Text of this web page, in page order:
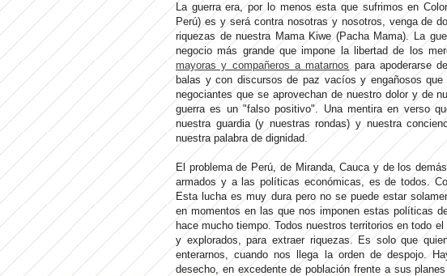
La guerra era, por lo menos esta que sufrimos en
Perú) es y será contra nosotras y nosotros, venga de
riquezas de nuestra Mama Kiwe (Pacha Mama). La
negocio más grande que impone la libertad de los
mayoras y compañeros a matarnos para apoderarse
balas y con discursos de paz vacíos y engañosos
negociantes que se aprovechan de nuestro dolor y de
guerra es un "falso positivo". Una mentira en verso
nuestra guardia (y nuestras rondas) y nuestra
nuestra palabra de dignidad.
El problema de Perú, de Miranda, Cauca y de los
armados y a las políticas económicas, es de todos.
Esta lucha es muy dura pero no se puede estar
en momentos en las que nos imponen estas políticas
hace mucho tiempo. Todos nuestros territorios en todo
y explorados, para extraer riquezas. Es solo que
enterarnos, cuando nos llega la orden de despojo.
desecho, en excedente de población frente a sus